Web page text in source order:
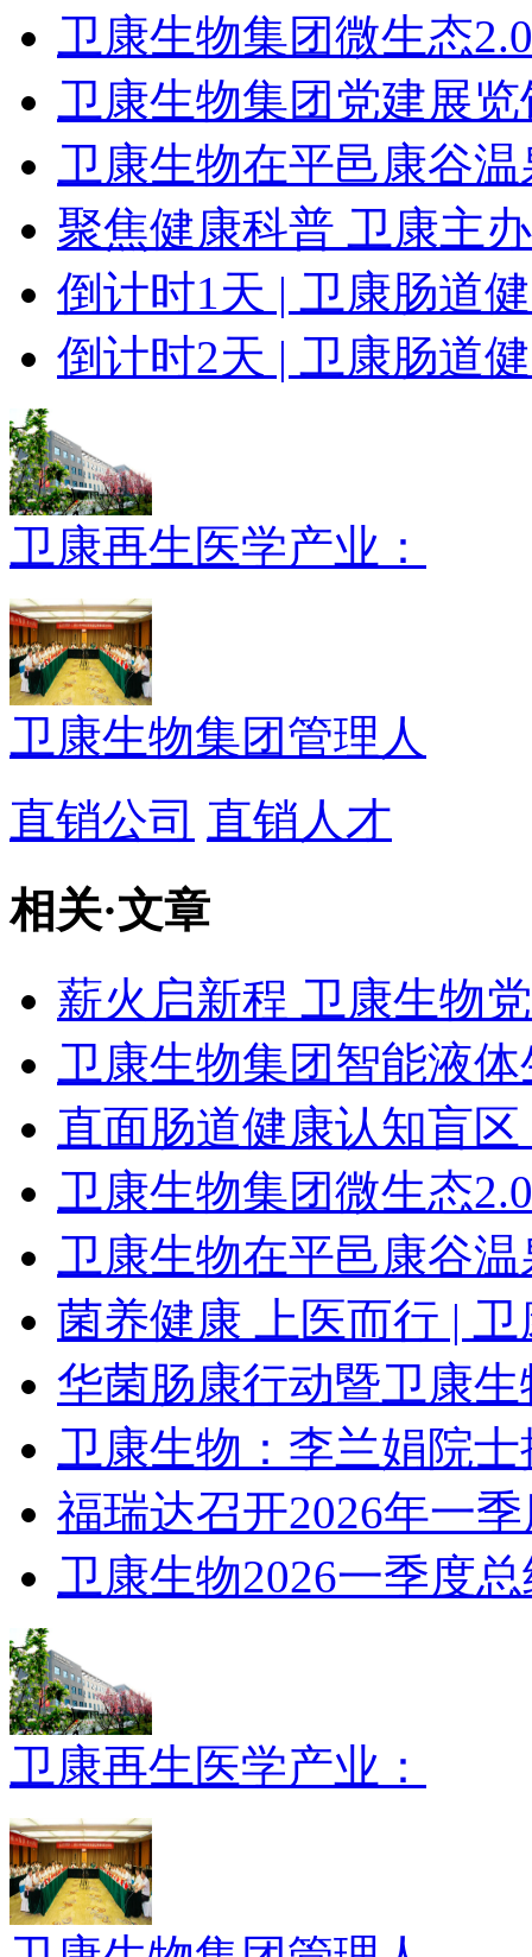
卫康生物集团微生态
卫康生物集团党建展
卫康生物在平邑康谷
聚焦健康科普 卫康主
倒计时1天 | 卫康肠道
倒计时2天 | 卫康肠道
卫康再生医学产业：
卫康生物集团管理人
直销公司 直销人才
相关·文章
薪火启新程 卫康生物
卫康生物集团智能液
直面肠道健康认知盲
卫康生物集团微生态
卫康生物在平邑康谷
菌养健康 上医而行 |
华菌肠康行动暨卫康
卫康生物：李兰娟院
福瑞达召开2026年一
卫康生物2026一季度
卫康再生医学产业：